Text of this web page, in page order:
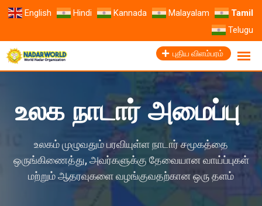
English Hindi Kannada Malayalam
Tamil
Telugu
புதிய விளம்பரம்
உலக நாடார் அமைப்பு
உலகம் முழுவதும் பரவியுள்ள நாடார் சமூகத்தை
ஒருங்கிணைத்து, அவர்களுக்கு தேவையான வாய்ப்புகள்
மற்றும் ஆதரவுகளை வழங்குவதற்கான ஒரு தளம்